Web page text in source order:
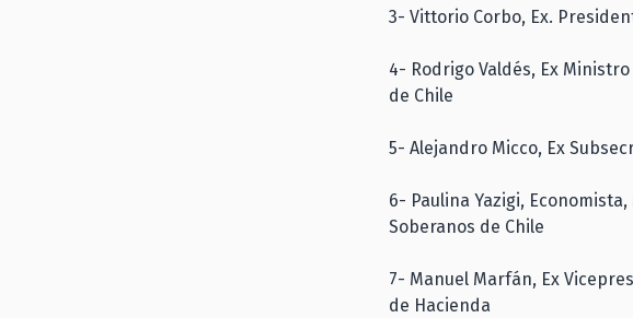
3- Vittorio Corbo, Ex.
4- Rodrigo Valdés, Ex
de Chile
5- Alejandro Micco, Ex
6- Paulina Yazigi,
Soberanos de Chile
7- Manuel Marfán, Ex
de Hacienda